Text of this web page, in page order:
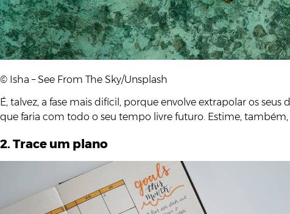
© Isha – See From The Sky/Unsplash
É, talvez, a fase mais difícil, porque envolve extrapolar os
que faria com todo o seu tempo livre futuro. Estime, também,
2. Trace um plano